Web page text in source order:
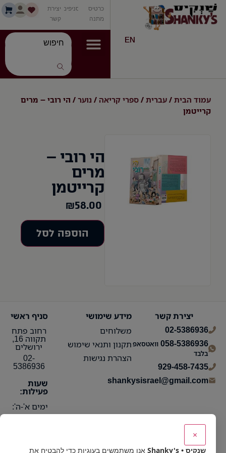
EN
כרטיס
מתנה
סניפים יצירת
קשר
עמוד הבית / עברית / ספרי קריאה / נוער / הי רובי – מרים
קרייטמן
הי רובי –
מרים
קרייטמן
₪58.00
הוספה לסל
מידע שימושי
משלוחים
תקנון ותנאי שימוש
הצהרת נגישות
סניף ראשי
רחוב פתח
תקווה 16,
ירושלים
02-
5386936
שעות
פעילות:
ימים א'-ה':
יצירת קשר
02-5386936
058-5386936 וואטסאפ
בלבד
929-458-7435
shankysisrael@gmail.com
×
שנקיס • Shanky's אנו משתמשים בעוגיות כדי להבטיח את